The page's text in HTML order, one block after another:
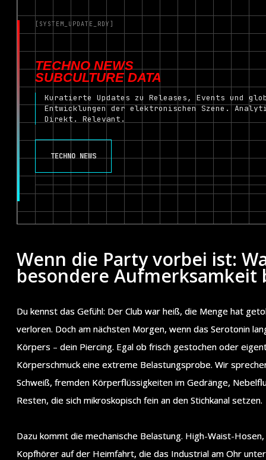
[SYSTEM_UPDATE_RDY]
TECHNO NEWS
SUBCULTURE DATA
Kuratierte Updates zu Releases, Events und
Entwicklungen der elektronischen Szene.
Direkt. Relevant.
TECHNO NEWS
Wenn die Party vorbei ist:
besondere Aufmerksamkeit
Du kennst das Gefühl: Der Club war heiß, die Menge hat
verloren. Doch am nächsten Morgen, wenn das Serotonin
Körpers – dein Piercing. Egal ob frisch gestochen oder
Körperschmuck eine extreme Belastungsprobe. Wir
Schweiß, fremden Körperflüssigkeiten im Gedränge,
Resten, die sich mikroskopisch fein an den Stichkanal setzen.
Dazu kommt die mechanische Belastung. High-Waist-
Kopfhörer auf der Heimfahrt, die das Industrial am Ohr